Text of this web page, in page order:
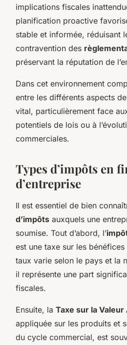
implications fiscales
planification proactive
stable et informée, réduisant
contravention des
préservant la réputation de
Dans cet environnement
entre les différents aspects
vital, particulièrement face
potentiels de lois ou à
commerciales.
Types d’impôts en
d’entreprise
Il est essentiel de bien
d’impôts auxquels une
soumise. Tout d’abord, l’
est une taxe sur les
taux varie selon le pays et la
il représente une part
fiscales.
Ensuite, la Taxe sur la
appliquée sur les produits et
du cycle commercial, est